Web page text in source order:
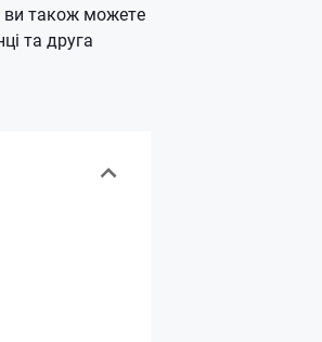
ви також можете
та друга